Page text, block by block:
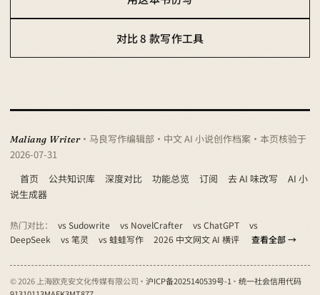
对比 8 款写作工具
Maliang Writer · 马良写作编辑部 · 中文 AI 小说创作档案 · 本页核验于
2026-07-31
首页
公共知识库 深度对比 功能总览 订阅 去 AI 味改写
AI 小
说生成器
热门对比： vs Sudowrite vs NovelCrafter vs ChatGPT
vs
DeepSeek
vs 笔灵 vs 蛙蛙写作 2026 中文网文 AI 横评 查看全部 →
© 2026 上海欧克安文化传媒有限公司 · 沪ICP备2025140539号-1 · 统一社会信用代码